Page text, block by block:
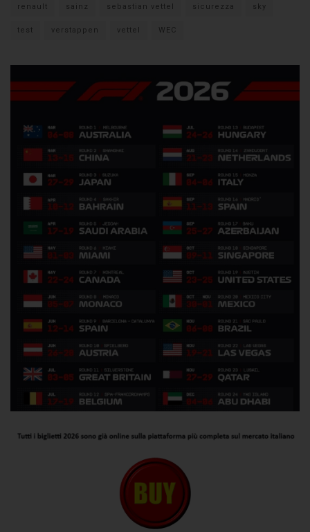
renault sainz sebastian vettel sicurezza sky
test verstappen vettel WEC